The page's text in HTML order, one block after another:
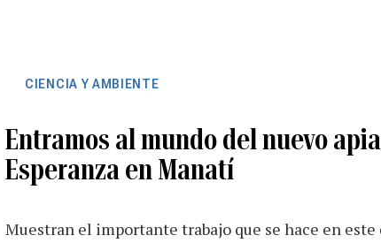
CIENCIA Y AMBIENTE
Entramos al mundo del nuevo
Esperanza en Manatí
Muestran el importante trabajo que se hace en